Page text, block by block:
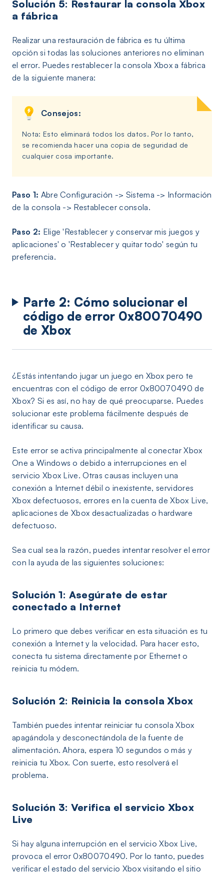
Solución 5: Restaurar la consola Xbox
a fábrica
Realizar una restauración de fábrica es tu última
opción si todas las soluciones anteriores no eliminan
el error. Puedes restablecer la consola Xbox a fábrica
de la siguiente manera:
Consejos:
Nota: Esto eliminará todos los datos. Por lo tanto,
se recomienda hacer una copia de seguridad de
cualquier cosa importante.
Paso 1: Abre Configuración -> Sistema -> Información
de la consola -> Restablecer consola.
Paso 2: Elige 'Restablecer y conservar mis juegos y
aplicaciones' o 'Restablecer y quitar todo' según tu
preferencia.
Parte 2: Cómo solucionar el
código de error 0x80070490
de Xbox
¿Estás intentando jugar un juego en Xbox pero te
encuentras con el código de error 0x80070490 de
Xbox? Si es así, no hay de qué preocuparse. Puedes
solucionar este problema fácilmente después de
identificar su causa.
Este error se activa principalmente al conectar Xbox
One a Windows o debido a interrupciones en el
servicio Xbox Live. Otras causas incluyen una
conexión a Internet débil o inexistente, servidores
Xbox defectuosos, errores en la cuenta de Xbox Live,
aplicaciones de Xbox desactualizadas o hardware
defectuoso.
Sea cual sea la razón, puedes intentar resolver el error
con la ayuda de las siguientes soluciones:
Solución 1: Asegúrate de estar
conectado a Internet
Lo primero que debes verificar en esta situación es tu
conexión a Internet y la velocidad. Para hacer esto,
conecta tu sistema directamente por Ethernet o
reinicia tu módem.
Solución 2: Reinicia la consola Xbox
También puedes intentar reiniciar tu consola Xbox
apagándola y desconectándola de la fuente de
alimentación. Ahora, espera 10 segundos o más y
reinicia tu Xbox. Con suerte, esto resolverá el
problema.
Solución 3: Verifica el servicio Xbox
Live
Si hay alguna interrupción en el servicio Xbox Live,
provoca el error 0x80070490. Por lo tanto, puedes
verificar el estado del servicio Xbox visitando el sitio